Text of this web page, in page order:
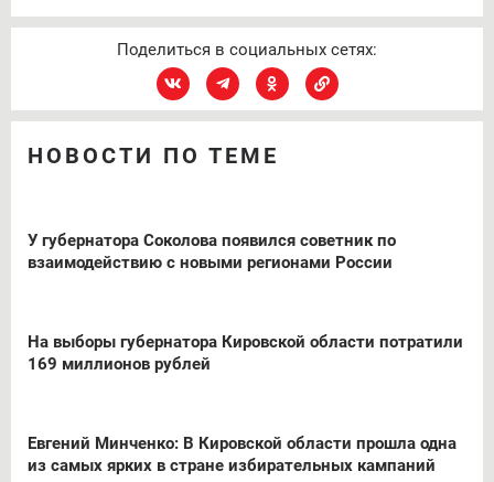
Поделиться в социальных сетях:
НОВОСТИ ПО ТЕМЕ
У губернатора Соколова появился советник по
взаимодействию с новыми регионами России
На выборы губернатора Кировской области потратили
169 миллионов рублей
Евгений Минченко: В Кировской области прошла одна
из самых ярких в стране избирательных кампаний